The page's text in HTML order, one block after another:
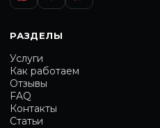
РАЗДЕЛЫ
Услуги
Как работаем
Отзывы
FAQ
Контакты
Статьи